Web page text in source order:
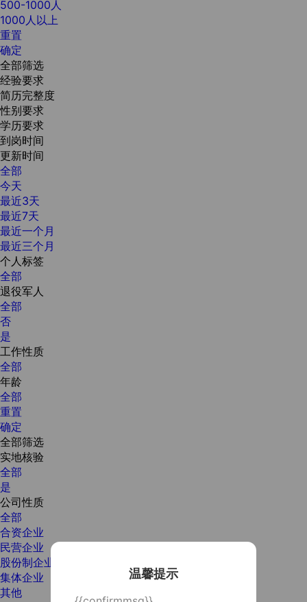
温馨提示
500-1000人
1000人以上
重置
确定
全部筛选
经验要求
简历完整度
性别要求
学历要求
到岗时间
更新时间
全部
今天
最近3天
最近7天
最近一个月
最近三个月
个人标签
全部
退役军人
全部
否
是
工作性质
全部
年龄
全部
重置
确定
全部筛选
实地核验
全部
是
公司性质
全部
合资企业
民营企业
股份制企业
集体企业
其他